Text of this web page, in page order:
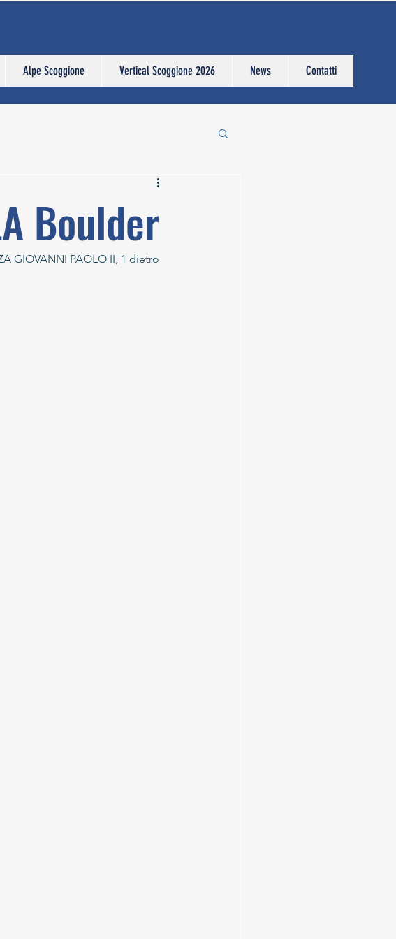
Alpe Scoggione Vertical Scoggione 2026 News Contatti
Boulder
GIOVANNI PAOLO II, 1 dietro